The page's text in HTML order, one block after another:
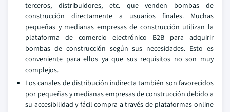
terceros, distribuidores, etc. que venden bombas de
construcción directamente a usuarios finales. Muchas
pequeñas y medianas empresas de construcción utilizan la
plataforma de comercio electrónico B2B para adquirir
bombas de construcción según sus necesidades. Esto es
conveniente para ellos ya que sus requisitos no son muy
complejos.
Los canales de distribución indirecta también son favorecidos
por pequeñas y medianas empresas de construcción debido a
su accesibilidad y fácil compra a través de plataformas online